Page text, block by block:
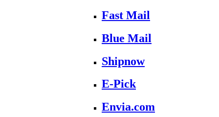
Fast Mail
Blue Mail
Shipnow
E-Pick
Envia.com